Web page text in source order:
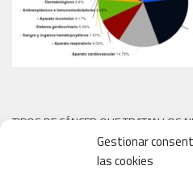
Gestionar
las cookies
TIPOS DE CÁNCER QUE TRATAN LOS